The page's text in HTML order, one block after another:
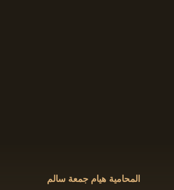
المحامية هيام جمعة سالم